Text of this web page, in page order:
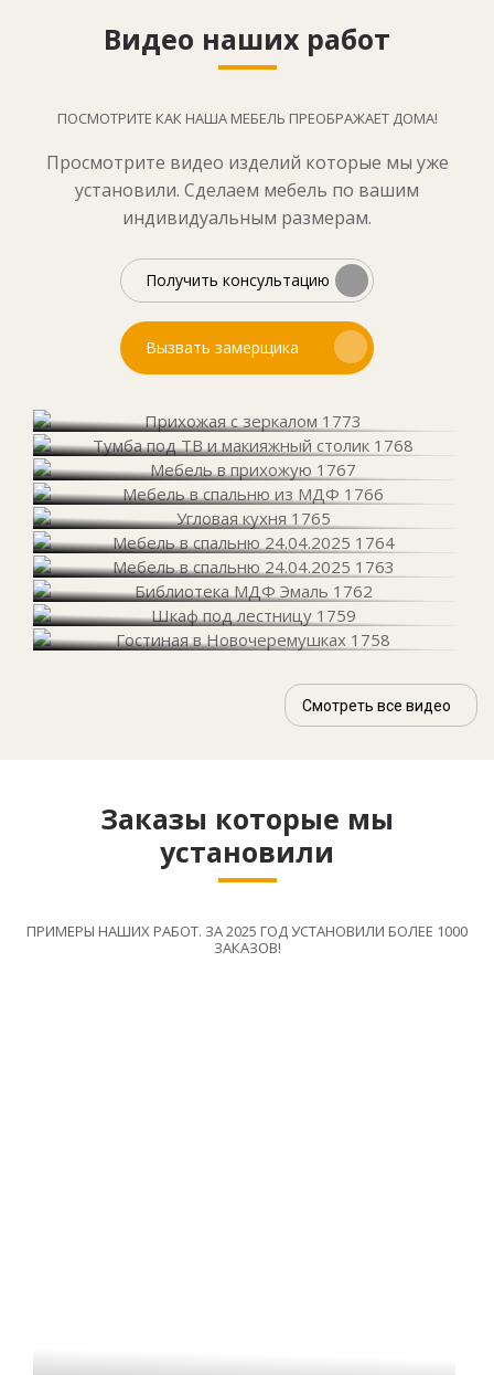
Видео наших работ
ПОСМОТРИТЕ КАК НАША МЕБЕЛЬ ПРЕОБРАЖАЕТ ДОМА!
Просмотрите видео изделий которые мы уже
установили. Сделаем мебель по вашим
индивидуальным размерам.
Получить консультацию
Вызвать замерщика
Смотреть все видео
Заказы которые мы
установили
ПРИМЕРЫ НАШИХ РАБОТ. ЗА 2025 ГОД УСТАНОВИЛИ БОЛЕЕ 1000
ЗАКАЗОВ!